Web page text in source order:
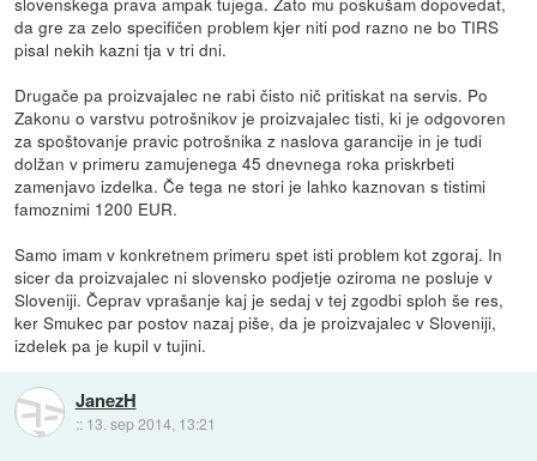
da gre za zelo specifičen problem kjer niti pod razno ne bo TIRS
pisal nekih kazni tja v tri dni.
Drugače pa proizvajalec ne rabi čisto nič pritiskat na servis. Po
Zakonu o varstvu potrošnikov je proizvajalec tisti, ki je odgovoren
za spoštovanje pravic potrošnika z naslova garancije in je tudi
dolžan v primeru zamujenega 45 dnevnega roka priskrbeti
zamenjavo izdelka. Če tega ne stori je lahko kaznovan s tistimi
famoznimi 1200 EUR.
Samo imam v konkretnem primeru spet isti problem kot zgoraj. In
sicer da proizvajalec ni slovensko podjetje oziroma ne posluje v
Sloveniji. Čeprav vprašanje kaj je sedaj v tej zgodbi sploh še res,
ker Smukec par postov nazaj piše, da je proizvajalec v Sloveniji,
izdelek pa je kupil v tujini.
JanezH
:: 13. sep 2014, 13:21